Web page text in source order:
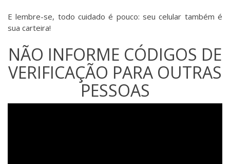
E lembre-se, todo cuidado é pouco: seu celular também é
sua carteira!
NÃO INFORME CÓDIGOS DE
VERIFICAÇÃO PARA OUTRAS
PESSOAS